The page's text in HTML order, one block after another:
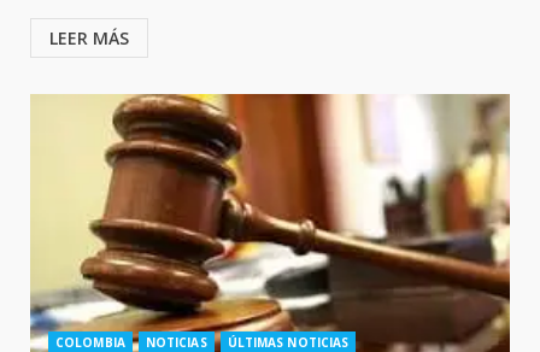
LEER MÁS
COLOMBIA NOTICIAS ÚLTIMAS NOTICIAS